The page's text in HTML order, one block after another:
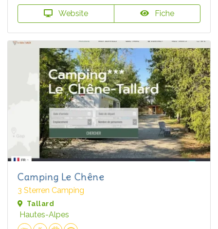
Website Fiche
Camping Le Chêne
3 Sterren Camping
Tallard
Hautes-Alpes